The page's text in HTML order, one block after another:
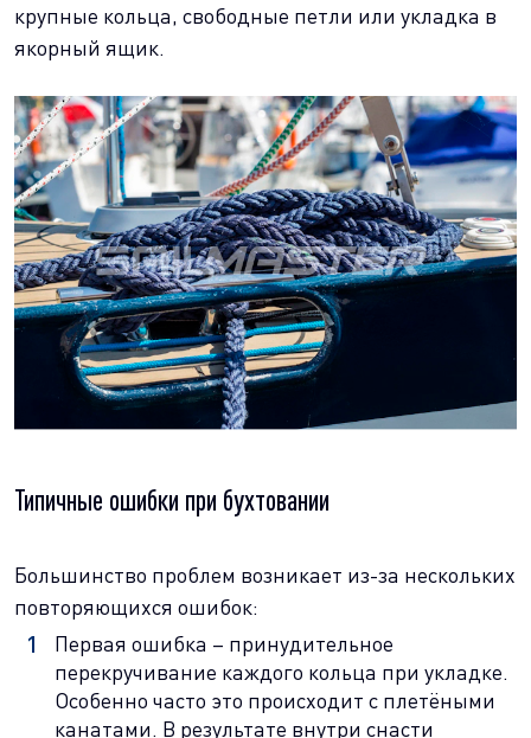
крупные кольца, свободные петли или укладка в
якорный ящик.
Типичные ошибки при бухтовании
Большинство проблем возникает из-за нескольких
повторяющихся ошибок:
Первая ошибка – принудительное
перекручивание каждого кольца при укладке.
Особенно часто это происходит с плетёными
канатами. В результате внутри снасти